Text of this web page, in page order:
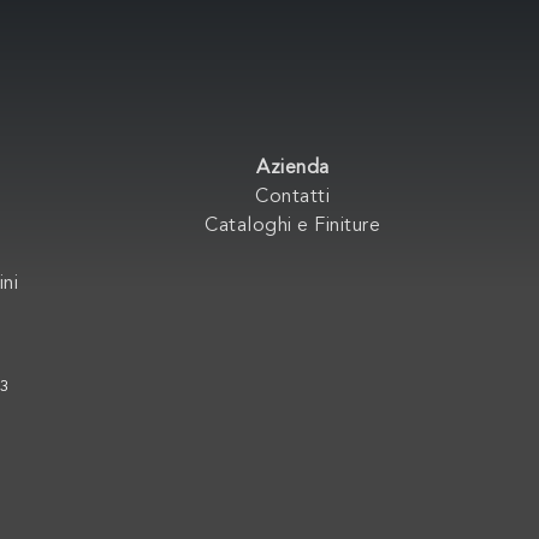
Azienda
Contatti
Cataloghi e Finiture